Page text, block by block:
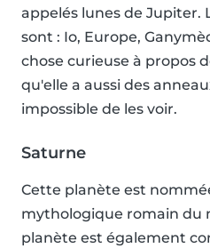
appelés lunes de Jupiter.
sont : Io, Europe,
chose curieuse à propos
qu'elle a aussi des
impossible de les voir.
Saturne
Cette planète est
mythologique romain du
planète est également